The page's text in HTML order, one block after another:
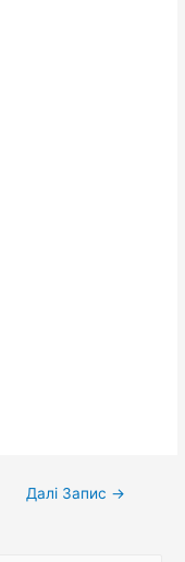
Далі Запис →